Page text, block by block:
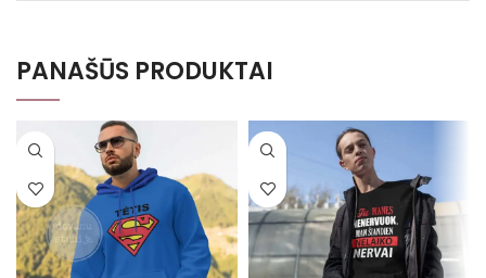
PANAŠŪS PRODUKTAI